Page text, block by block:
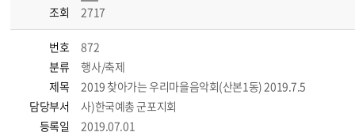
조회
2717
번호
872
분류
행사/축제
제목
2019 찾아가는 우리마을음악회(산본1동) 2019.7.5
담당부서
사)한국예총 군포지회
등록일
2019.07.01